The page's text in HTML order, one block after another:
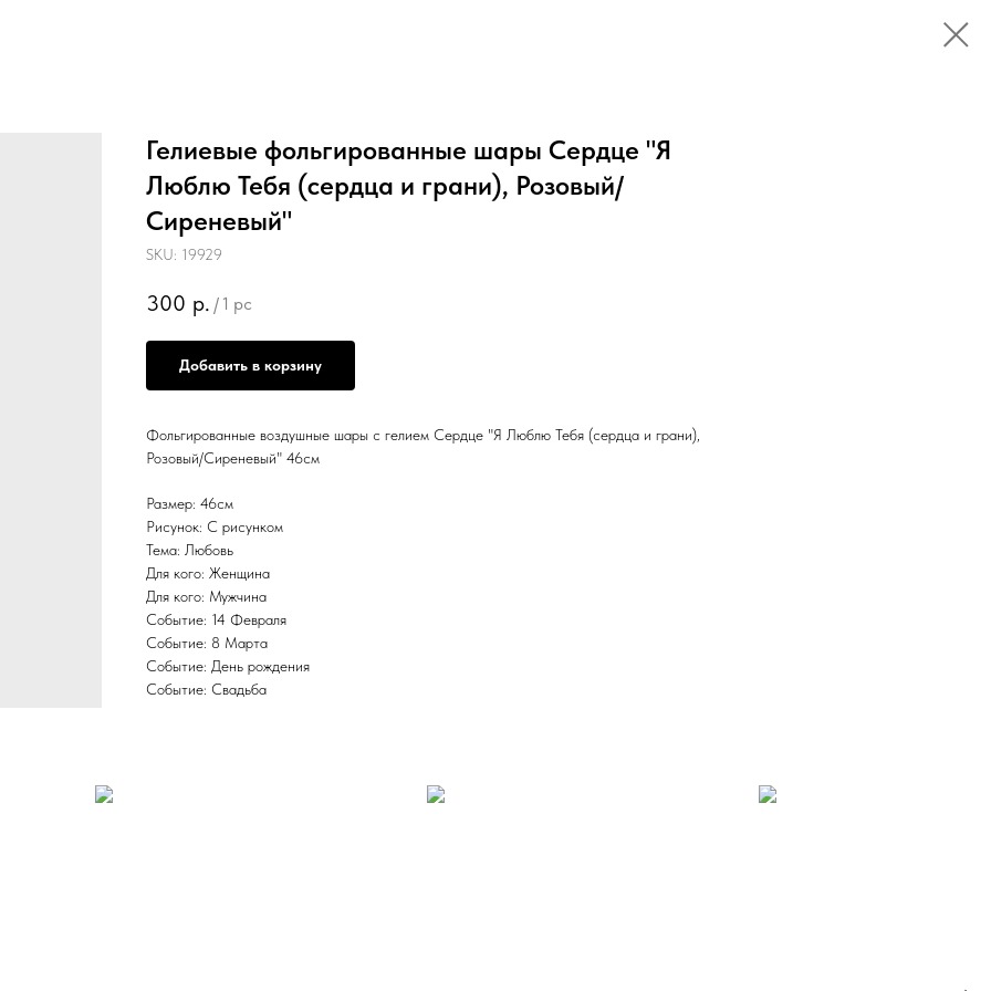
Гелиевые фольгированные шары Сердце "Я
Люблю Тебя (сердца и грани), Розовый/
Сиреневый"
SKU: 19929
300 р. / 1 pc
Добавить в корзину
Фольгированные воздушные шары с гелием Сердце "Я Люблю Тебя (сердца и грани),
Розовый/Сиреневый" 46см
Размер: 46см
Рисунок: С рисунком
Тема: Любовь
Для кого: Женщина
Для кого: Мужчина
Событие: 14 Февраля
Событие: 8 Марта
Событие: День рождения
Событие: Свадьба